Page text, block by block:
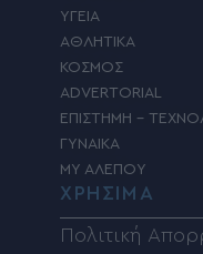
ΥΓΕΙΑ
ΑΘΛΗΤΙΚΑ
ΚΟΣΜΟΣ
ADVERTORIAL
ΕΠΙΣΤΗΜΗ –
ΓΥΝΑΙΚΑ
MY ΑΛΕΠΟΥ
ΧΡΗΣΙΜΑ
Πολιτική